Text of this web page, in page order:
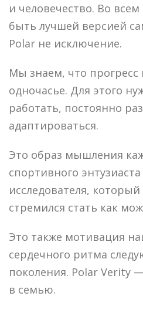
и человечество. Во
быть лучшей версией
Polar не исключение.
Мы знаем, что прогресс
одночасье. Для этого
работать, постоянно
адаптироваться.
Это образ мышления
спортивного
исследователя, который
стремился стать как
Это также мотивация
сердечного ритма
поколения. Polar Verity
в семью.